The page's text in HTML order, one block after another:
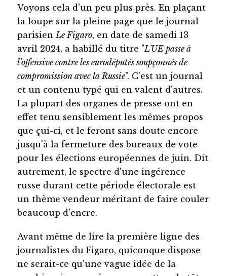
Voyons cela d'un peu plus près. En plaçant
la loupe sur la pleine page que le journal
parisien Le Figaro, en date de samedi 13
avril 2024, a habillé du titre "L'UE passe à
l'offensive contre les eurodéputés soupçonnés de
compromission avec la Russie". C'est un journal
et un contenu typé qui en valent d'autres.
La plupart des organes de presse ont en
effet tenu sensiblement les mêmes propos
que çui-ci, et le feront sans doute encore
jusqu'à la fermeture des bureaux de vote
pour les élections européennes de juin. Dit
autrement, le spectre d'une ingérence
russe durant cette période électorale est
un thème vendeur méritant de faire couler
beaucoup d'encre.
Avant même de lire la première ligne des
journalistes du Figaro, quiconque dispose
ne serait-ce qu'une vague idée de la